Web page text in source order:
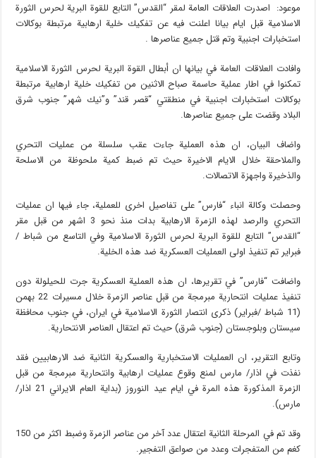
موعود: اصدرت العلاقات العامة لمقر “القدس” التابع للقوة البرية لحرس الثورة
الاسلامية قبل ايام بيانا اعلنت فيه عن تفكيك خلية ارهابية مرتبطة بوكالات
استخبارات اجنبية وتم قتل جميع عناصرها .
وافادت العلاقات العامة في بيانها ان أبطال القوة البرية لحرس الثورة الاسلامية
تمكنوا في اطار عملية حاسمة صباح الاثنين من تفكيك خلية ارهابية مرتبطة
بوكالات استخبارات اجنبية في منطقتي “قصر قند” و”نيك شهر” جنوب شرق
البلاد وقضت على جميع عناصرها.
واضاف البيان، ان هذه العملية جاءت عقب سلسلة من عمليات التحري
والملاحقة خلال الايام الاخيرة حيث تم ضبط كمية ملحوظة من الاسلحة
والذخيرة واجهزة الاتصالات.
وحصلت وكالة انباء “فارس” على تفاصيل اخرى للعملية، جاء فيها ان عمليات
التحري والرصد لهذه الزمرة الارهابية بدات منذ نحو 3 اشهر من قبل مقر
“القدس” التابع للقوة البرية لحرس الثورة الاسلامية وفي التاسع من شباط /
فبراير تم تنفيذ اولى العمليات العسكرية ضد هذه الخلية.
واضافت “فارس” في تقريرها، ان هذه العملية العسكرية جرت للحيلولة دون
تنفيذ عمليات انتحارية مبرمجة من قبل عناصر الزمرة خلال مسيرات 22 بهمن
(11 شباط /فبراير) ذكرى انتصار الثورة الاسلامية في ايران، في جنوب محافظة
سيستان وبلوجستان (جنوب شرق) حيث تم اعتقال العناصر الانتحارية.
وتابع التقرير، ان العمليات الاستخبارية والعسكرية الثانية ضد الارهابيين فقد
نفذت في اذار/ مارس لمنع وقوع عمليات ارهابية وانتحارية مبرمجة من قبل
الزمرة المذكورة هذه المرة في ايام عيد النوروز (بداية العام الايراني 21 اذار/
مارس).
وقد تم في المرحلة الثانية اعتقال عدد آخر من عناصر الزمرة وضبط اكثر من 150
كغم من المتفجرات وعدد من صواعق التفجير.